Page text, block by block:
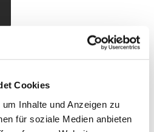
Cookies
Inhalte und Anzeigen zu
für soziale Medien anbieten